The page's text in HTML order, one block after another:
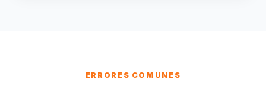
ERRORES COMUNES